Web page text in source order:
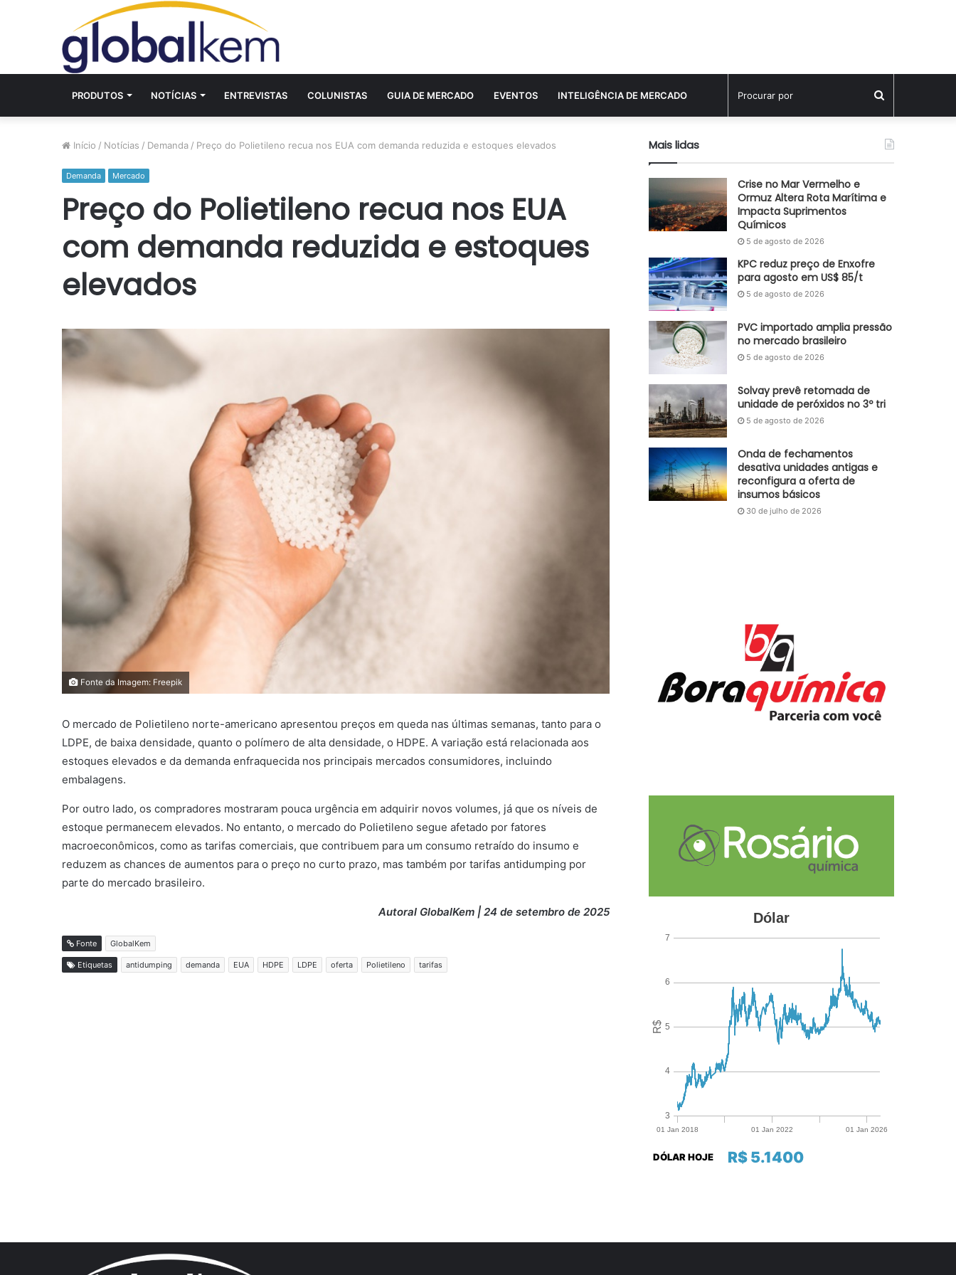
PRODUTOS NOTÍCIAS ENTREVISTAS COLUNISTAS GUIA DE MERCADO EVENTOS INTELIGÊNCIA DE MERCADO
por
Início / Notícias / Demanda / Preço do Polietileno recua nos EUA com demanda reduzida e estoques elevados
Demanda Mercado
Preço do Polietileno recua nos EUA
com demanda reduzida e estoques
elevados
Fonte da Imagem: Freepik
O mercado de Polietileno norte-americano apresentou preços em queda nas últimas semanas, tanto para o
LDPE, de baixa densidade, quanto o polímero de alta densidade, o HDPE. A variação está relacionada aos
estoques elevados e da demanda enfraquecida nos principais mercados consumidores, incluindo
embalagens.
Por outro lado, os compradores mostraram pouca urgência em adquirir novos volumes, já que os níveis de
estoque permanecem elevados. No entanto, o mercado do Polietileno segue afetado por fatores
macroeconômicos, como as tarifas comerciais, que contribuem para um consumo retraído do insumo e
reduzem as chances de aumentos para o preço no curto prazo, mas também por tarifas antidumping por
parte do mercado brasileiro.
Autoral GlobalKem | 24 de setembro de 2025
Fonte GlobalKem
Etiquetas antidumping demanda EUA HDPE LDPE oferta Polietileno tarifas
Mais lidas
Crise no Mar Vermelho e
Ormuz Altera Rota Marítima e
Impacta Suprimentos
Químicos
5 de agosto de 2026
KPC reduz preço de Enxofre
para agosto em US$ 85/t
5 de agosto de 2026
PVC importado amplia pressão
no mercado brasileiro
5 de agosto de 2026
Solvay prevê retomada de
unidade de peróxidos no 3º tri
5 de agosto de 2026
Onda de fechamentos
desativa unidades antigas e
reconfigura a oferta de
insumos básicos
30 de julho de 2026
R$ 5.1400
DÓLAR HOJE